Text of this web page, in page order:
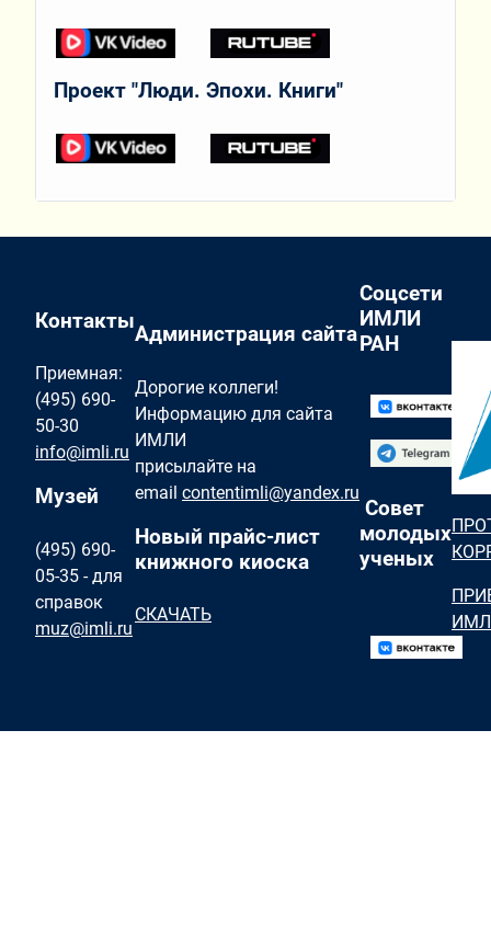
Проект "Люди. Эпохи. Книги"
Контакты
Приемная:
(495) 690-
50-30
info@imli.ru
Музей
(495) 690-
05-35 - для
справок
muz@imli.ru
Администрация сайта
Дорогие коллеги!
Информацию для сайта
ИМЛИ
присылайте на
email contentimli@yandex.ru
Новый прайс-лист
книжного киоска
СКАЧАТЬ
Соцсети
ИМЛИ
РАН
Совет
молодых
ученых